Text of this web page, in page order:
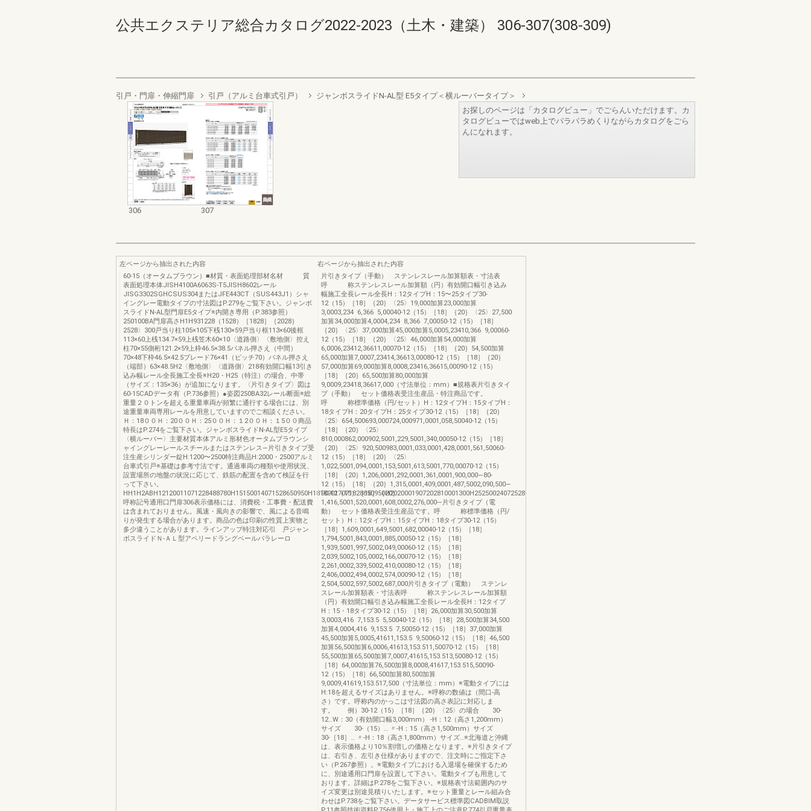
公共エクステリア総合カタログ2022-2023（土木・建築） 306-307(308-309)
引戸・門扉・伸縮門扉 引戸（アルミ台車式引戸） ジャンボスライドN-AL型 E5タイプ＜横ルーバータイプ＞
306 307
お探しのページは「カタログビュー」でごらんいただけます。カ
タログビューではweb上でパラパラめくりながらカタログをごら
んになれます。
左ページから抽出された内容
60-15（オータムブラウン）■材質・表面処理部材名材 質
表面処理本体JISH4100A6063S-T5JISH8602レール
JISG3302SGHCSUS304またはJFE443CT（SUS443J1）シャ
イングレー電動タイプの寸法図はP.279をご覧下さい。ジャンボ
スライドN-AL型門扉E5タイプ※内開き専用（P.383参照）
250100BA門扉高さH1H931228（1528）［1828］｛2028｝
2528〉300戸当り柱105×105下桟130×59戸当り框113×60後框
113×60上桟134.7×59上桟笠木60×10〈道路側〉〈敷地側〉控え
柱70×55側桁121.2×59上枠46.5×38.5パネル押さえ（中間）
70×48下枠46.5×42.5ブレード76×41（ピッチ70）パネル押さえ
（端部）63×48.5H2〈敷地側〉〈道路側〉218有効開口幅13引き
込み幅レール全長施工全長※H20・H25（特注）の場合、中帯
（サイズ：135×36）が追加になります。〈片引きタイプ〉図は
60-15CADデータ有（P.736参照）●姿図250BA32レール断面※総
重量２０トンを超える重量車両が頻繁に通行する場合には、別
途重量車両専用レールを用意していますのでご相談ください。
Ｈ：18００Ｈ：20００Ｈ：25００Ｈ：１2００Ｈ：１5００商品
特長はP.274をご覧下さい。ジャンボスライドN-AL型E5タイプ
〈横ルーバー〉主要材質本体アルミ形材色オータムブラウンシ
ャイングレーレールスチールまたはステンレス―片引きタイプ受
注生産シリンダー錠H:1200〜2500特注商品H:2000・2500アルミ
台車式引戸※基礎は参考寸法です。通過車両の種類や使用状況、
設置場所の地盤の状況に応じて、鉄筋の配置を含めて検証を行
って下さい。
HH1H2ABH12120011071228488780H15150014071528650950H18180017071828650950H2020001907202810001300H2525002407252810001300
呼称記号通用口門扉306表示価格には、消費税・工事費・配送費
は含まれておりません。風速・風向きの影響で、風による音鳴
りが発生する場合があります。商品の色は印刷の性質上実物と
多少違うことがあります。ラインアップ特注対応引 戸ジャン
ボスライドＮ-ＡＬ型アペリードラングベールパラレーロ
右ページから抽出された内容
片引きタイプ（手動） ステンレスレール加算額表・寸法表
呼 称ステンレスレール加算額（円）有効開口幅引き込み
幅施工全長レール全長H：12タイプH：15〜25タイプ30-
12（15）［18］｛20｝〈25〉19,000加算23,000加算
3,0003,234 6,366 5,00040-12（15）［18］｛20｝〈25〉27,500
加算34,000加算4,0004,234 8,366 7,00050-12（15）［18］
｛20｝〈25〉37,000加算45,000加算5,0005,23410,366 9,00060-
12（15）［18］｛20｝〈25〉46,000加算54,000加算
6,0006,23412,36611,00070-12（15）［18］｛20｝54,500加算
65,000加算7,0007,23414,36613,00080-12（15）［18］｛20｝
57,000加算69,000加算8,0008,23416,36615,00090-12（15）
［18］｛20｝65,500加算80,000加算
9,0009,23418,36617,000（寸法単位：mm）■規格表片引きタイ
プ（手動） セット価格表受注生産品・特注商品です。
呼 称標準価格（円/セット）H：12タイプH：15タイプH：
18タイプH：20タイプH：25タイプ30-12（15）［18］｛20｝
〈25〉654,500693,000724,000971,0001,058,50040-12（15）
［18］｛20｝〈25〉
810,000862,000902,5001,229,5001,340,00050-12（15）［18］
｛20｝〈25〉920,500983,0001,033,0001,428,0001,561,50060-
12（15）［18］｛20｝〈25〉
1,022,5001,094,0001,153,5001,613,5001,770,00070-12（15）
［18］｛20｝1,206,0001,292,0001,361,0001,900,000—80-
12（15）［18］｛20｝1,315,0001,409,0001,487,5002,090,500—
90-12（15）［18］｛20｝
1,416,5001,520,0001,608,0002,276,000—片引きタイプ（電
動） セット価格表受注生産品です。呼 称標準価格（円/
セット）H：12タイプH：15タイプH：18タイプ30-12（15）
［18］1,609,0001,649,5001,682,00040-12（15）［18］
1,794,5001,843,0001,885,00050-12（15）［18］
1,939,5001,997,5002,049,00060-12（15）［18］
2,039,5002,105,0002,166,00070-12（15）［18］
2,261,0002,339,5002,410,00080-12（15）［18］
2,406,0002,494,0002,574,00090-12（15）［18］
2,504,5002,597,5002,687,000片引きタイプ（電動） ステンレ
スレール加算額表・寸法表呼 称ステンレスレール加算額
（円）有効開口幅引き込み幅施工全長レール全長H：12タイプ
H：15・18タイプ30-12（15）［18］26,000加算30,500加算
3,0003,416 7,153.5 5,50040-12（15）［18］28,500加算34,500
加算4,0004,416 9,153.5 7,50050-12（15）［18］37,000加算
45,500加算5,0005,41611,153.5 9,50060-12（15）［18］46,500
加算56,500加算6,0006,41613,153.511,50070-12（15）［18］
55,500加算65,500加算7,0007,41615,153.513,50080-12（15）
［18］64,000加算76,500加算8,0008,41617,153.515,50090-
12（15）［18］66,500加算80,500加算
9,0009,41619,153.517,500（寸法単位：mm）※電動タイプには
H:18を超えるサイズはありません。※呼称の数値は（間口-高
さ）です。呼称内のかっこは寸法図の高さ表記に対応しま
す。 例）30-12（15）［18］｛20｝〈25〉の場合 30-
12…W：30（有効開口幅3,000mm） -H：12（高さ1,200mm）
サイズ 30-（15）… 〃-H：15（高さ1,500mm）サイズ
30-［18］… 〃-H：18（高さ1,800mm）サイズ…※北海道と沖縄
は、表示価格より10％割増しの価格となります。※片引きタイプ
は、右引き、左引き仕様がありますので、注文時にご指定下さ
い（P.267参照）。※電動タイプにおける入退場を確保するため
に、別途通用口門扉を設置して下さい。電動タイプも用意して
おります。詳細はP.278をご覧下さい。※規格表寸法範囲内のサ
イズ変更は別途見積りいたします。※セット重量とレール組み合
わせはP.738をご覧下さい。データサービス標準図CADBIM取説